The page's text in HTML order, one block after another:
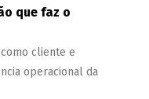
que faz o
cliente e
operacional da